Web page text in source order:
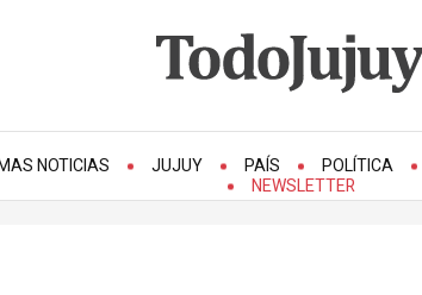
NOTICIAS JUJUY PAÍS POLÍTICA
NEWSLETTER